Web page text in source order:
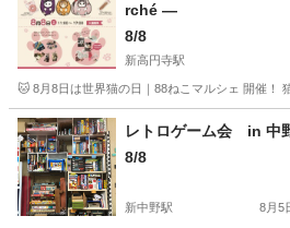
rché —
8/8
新高円寺駅
🐱 8月8日は世界猫の日｜88ねこマルシェ 開催！
東京 杉並区 新高円寺駅 地域/お祭り
レトロゲーム会 in 中
8/8
新中野駅 8月5